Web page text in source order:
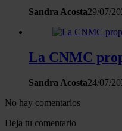
Sandra Acosta29/07/
La CNMC
Sandra Acosta24/07/
No hay comentarios
Deja tu comentario